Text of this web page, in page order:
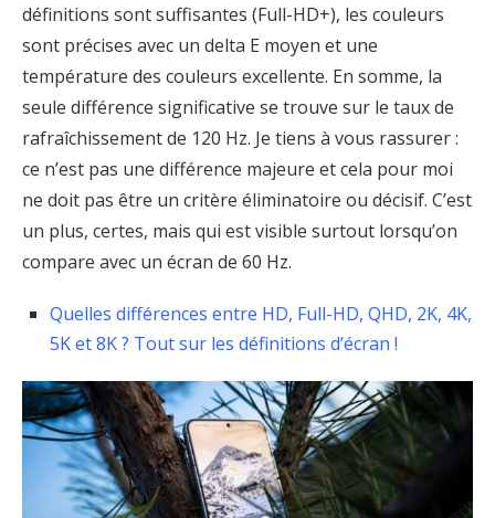
définitions sont suffisantes (Full-HD+), les couleurs
sont précises avec un delta E moyen et une
température des couleurs excellente. En somme, la
seule différence significative se trouve sur le taux de
rafraîchissement de 120 Hz. Je tiens à vous rassurer :
ce n’est pas une différence majeure et cela pour moi
ne doit pas être un critère éliminatoire ou décisif. C’est
un plus, certes, mais qui est visible surtout lorsqu’on
compare avec un écran de 60 Hz.
Quelles différences entre HD, Full-HD, QHD, 2K, 4K,
5K et 8K ? Tout sur les définitions d’écran !